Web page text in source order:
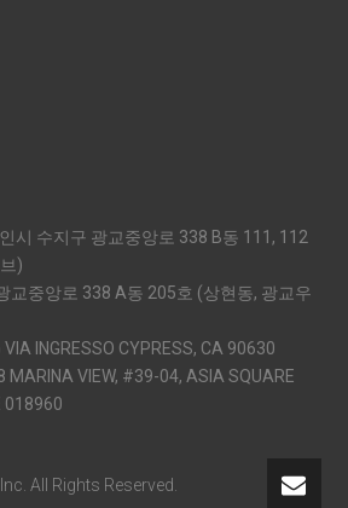
시 수지구 광교중앙로 338 B동 111, 112
)
교중앙로 338 A동 205호 (상현동, 광교우
INGRESSO CYPRESS, CA 90630
MARINA VIEW, #39-04, ASIA SQUARE
018960
All Rights Reserved.